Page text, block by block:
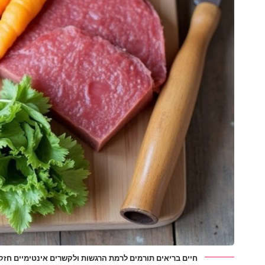
חיים בריאים תורמים לרמת הרגשות ולקשרים אינטימיים